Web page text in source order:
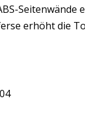
Seitenwände
erhöht die